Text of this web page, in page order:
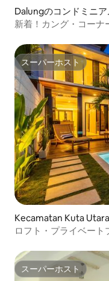
Dalungのコンドミニア
新着！カング・コーナ
スーパーホスト
スーパーホスト
Kecamatan Kuta
ロフト・プライベート
スーパーホスト
スーパーホスト